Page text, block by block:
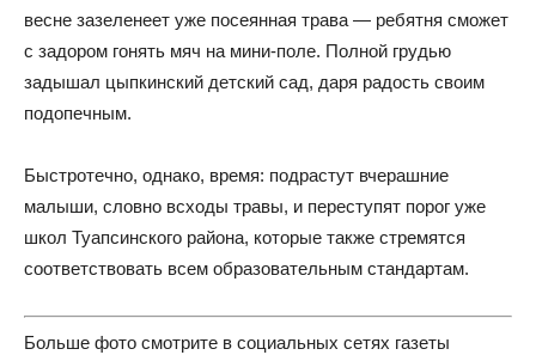
весне зазеленеет уже посеянная трава — ребятня сможет
с задором гонять мяч на мини-поле. Полной грудью
задышал цыпкинский детский сад, даря радость своим
подопечным.
Быстротечно, однако, время: подрастут вчерашние
малыши, словно всходы травы, и переступят порог уже
школ Туапсинского района, которые также стремятся
соответствовать всем образовательным стандартам.
Больше фото смотрите в социальных сетях газеты